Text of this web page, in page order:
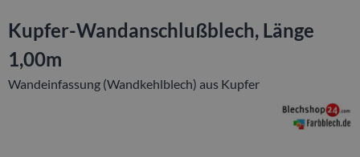
Kupfer-Wandanschlußblech, Länge
1,00m
Wandeinfassung (Wandkehlblech) aus Kupfer